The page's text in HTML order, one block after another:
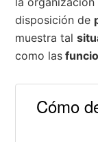
disposición de
muestra tal
como las
Cómo